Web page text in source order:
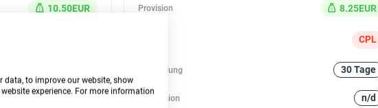
10.50EUR
n/d
Provision 8.25EUR
CPL
Auszahlung 30 Tage
Conversion n/d
data, to improve our website, show
experience. For more information